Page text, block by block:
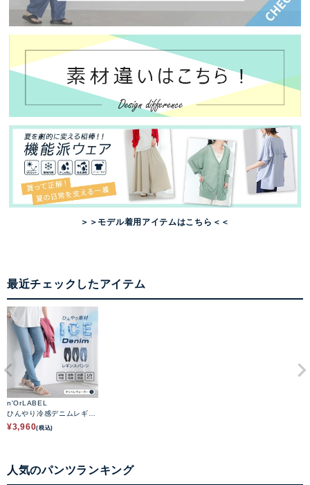
＞＞モデル着用アイテムはこちら＜＜
最近チェックしたアイテム
n'OrLABEL
ひんやり冷感デニムレギパ
ン
¥3,960(税込)
人気のパンツランキング